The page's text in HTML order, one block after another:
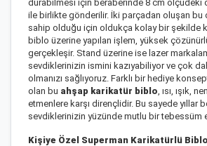
durabilmesi için beraberinde 8 cm ölçüdeki
ile birlikte gönderilir. İki parçadan oluşan bu
sahip olduğu için oldukça kolay bir şekilde
biblo üzerine yapılan işlem, yüksek
gerçekleşir. Stand üzerine ise lazer
sevdiklerinizin ismini kazıyabiliyor ve çok
olmanızı sağlıyoruz. Farklı bir hediye
olan bu ahşap karikatür biblo , ısı, ışık,
etmenlere karşı dirençlidir. Bu sayede yıllar
sevdiklerinizin yüzünde mutlu bir tebessüm
Kişiye Özel Superman Karikatürlü Biblo